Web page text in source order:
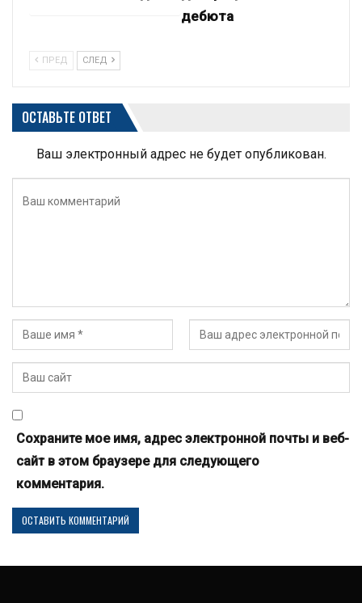
дебюта
ПРЕД СЛЕД
ОСТАВЬТЕ ОТВЕТ
Ваш электронный адрес не будет опубликован.
Сохраните мое имя, адрес электронной почты и веб-
сайт в этом браузере для следующего
комментария.